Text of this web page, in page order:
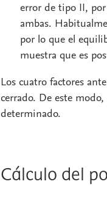
error de tipo II,
ambas.
por lo que el
muestra que es
Los cuatro factores
cerrado. De este
determinado.
Cálculo del